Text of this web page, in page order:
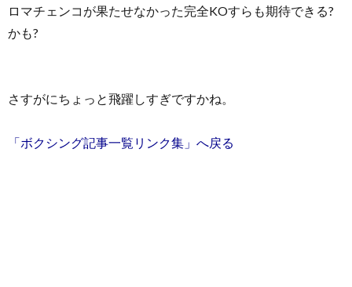
ロマチェンコが果たせなかった完全KOすらも期待できる?
かも?
さすがにちょっと飛躍しすぎですかね。
「ボクシング記事一覧リンク集」へ戻る